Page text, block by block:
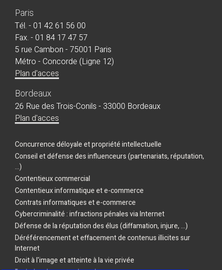
Paris
Tél. - 01 42 61 56 00
Fax. - 01 84 17 47 57
5 rue Cambon - 75001 Paris
Métro - Concorde (Ligne 12)
Plan d'acces
Bordeaux
26 Rue des Trois-Conils - 33000 Bordeaux
Plan d'acces
Concurrence déloyale et propriété intellectuelle
Conseil et défense des influenceurs (partenariats, réputation,
...)
Contentieux commercial
Contentieux informatique et e-commerce
Contrats informatiques et e-commerce
Cybercriminalité : infractions pénales via Internet
Défense de la réputation des élus (diffamation, injure, ...)
Déréférencement et effacement de contenus illicites sur
Internet
Droit à l'image et atteinte à la vie privée